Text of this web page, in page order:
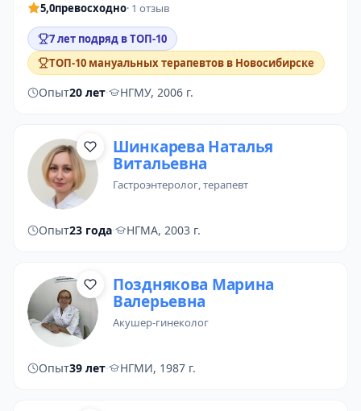
5,0превосходно· 1 отзыв
7 лет подряд в ТОП-10
ТОП-10 мануальных терапевтов в Новосибирске
Опыт20 лет· НГМУ, 2006 г.
Шинкарева Наталья
Витальевна
гастроэнтеролог,терапевт
Опыт23 года· НГМА, 2003 г.
Позднякова Марина
Валерьевна
акушер-гинеколог
Опыт39 лет· НГМИ, 1987 г.